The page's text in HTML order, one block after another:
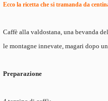
Ecco la ricetta che si tramanda da
Caffè alla valdostana, una bevanda
le montagne innevate, magari dopo
Preparazione